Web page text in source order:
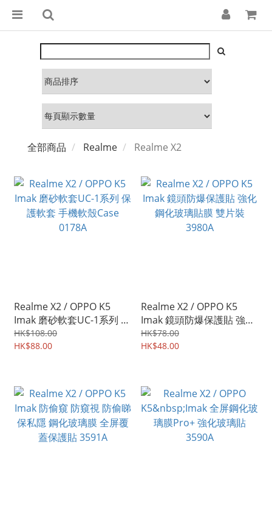
全部商品 Realme Realme X2
Realme X2 / OPPO K5
Imak 磨砂軟套UC-1系列 保
護軟套 手機軟殼Case
0178A
HK$108.00
HK$88.00
Realme X2 / OPPO K5
Imak 鏡頭防爆保護貼 強化
鋼化玻璃貼膜 雙片裝
3980A
HK$78.00
HK$48.00